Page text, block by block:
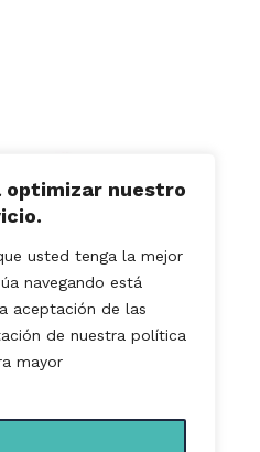
optimizar nuestro
usted tenga la mejor
navegando está
aceptación de las
de nuestra política
mayor
Trasera